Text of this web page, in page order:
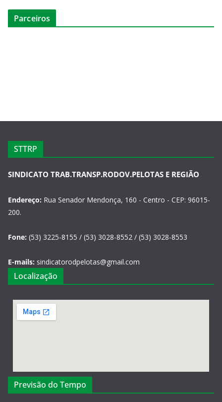
Parceiros
STTRP
SINDICATO TRAB.TRANSP.RODOV.PELOTAS E REGIÃO
Endereço: Rua Senador Mendonça, 160 - Centro - CEP: 96015-
200.
Fone: (53) 3225-8155 / (53) 3028-8552 / (53) 3028-8553
E-mails: sindicatorodpelotas@gmail.com
Localização
Previsão do Tempo